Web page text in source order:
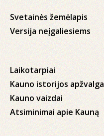
Svetainės žemėlapis
Versija neįgaliesiems
Laikotarpiai
Kauno istorijos apžvalga
Kauno vaizdai
Atsiminimai apie Kauną